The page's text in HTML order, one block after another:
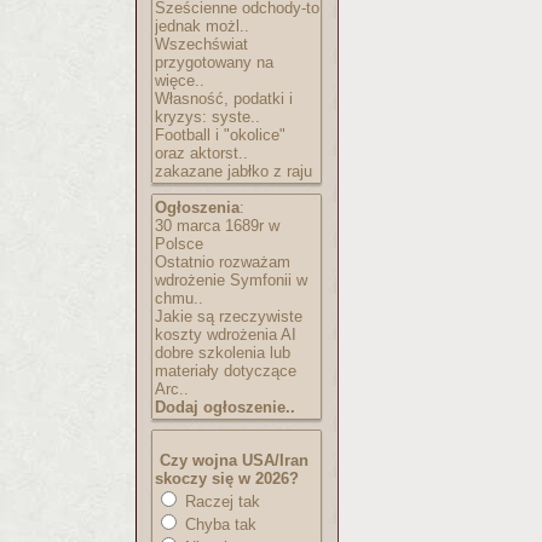
Sześcienne odchody-to
jednak możl..
Wszechświat
przygotowany na
więce..
Własność, podatki i
kryzys: syste..
Football i "okolice"
oraz aktorst..
zakazane jabłko z raju
Ogłoszenia:
30 marca 1689r w
Polsce
Ostatnio rozważam
wdrożenie Symfonii w
chmu..
Jakie są rzeczywiste
koszty wdrożenia AI
dobre szkolenia lub
materiały dotyczące
Arc..
Dodaj ogłoszenie..
Czy wojna USA/Iran
skoczy się w 2026?
Raczej tak
Chyba tak